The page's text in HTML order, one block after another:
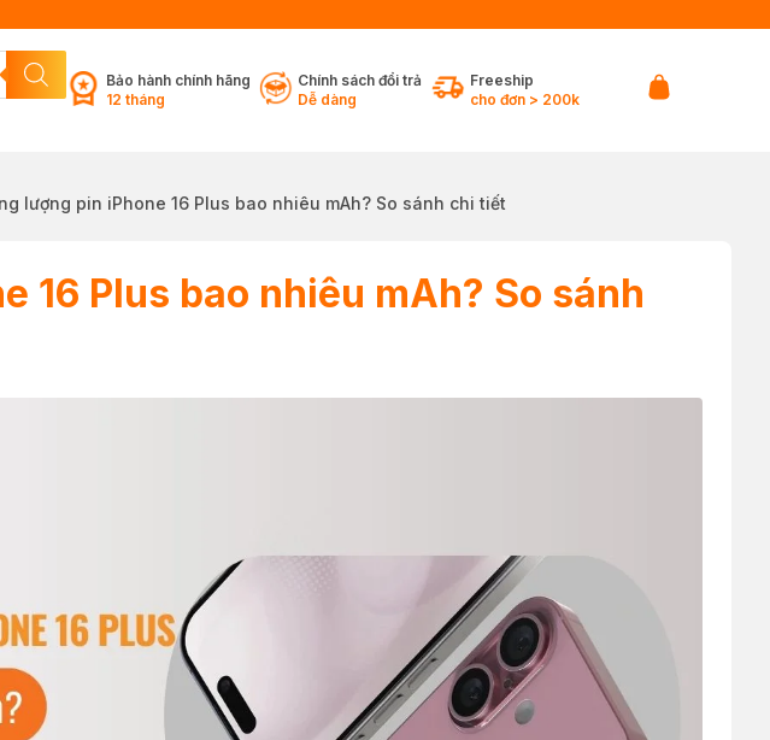
Bảo hành chính hãng
12 tháng
Chính sách đổi trả
Dễ dàng
Freeship
cho đơn > 200k
lượng pin iPhone 16 Plus bao nhiêu mAh? So sánh chi tiết
16 Plus bao nhiêu mAh? So sánh